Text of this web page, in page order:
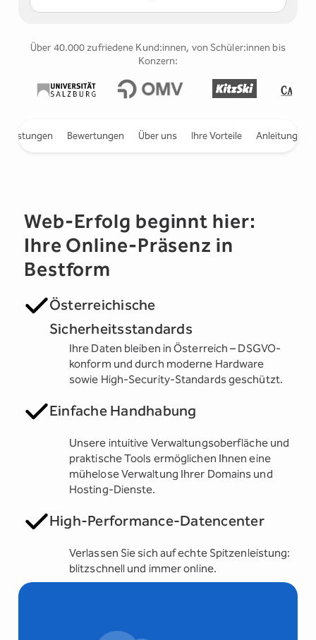
Über 40.000 zufriedene Kund:innen, von Schüler:innen bis
Konzern:
Leistungen Bewertungen Über uns Ihre Vorteile Anleitungen
Web-Erfolg beginnt hier:
Ihre Online-Präsenz in
Bestform
Österreichische
Sicherheitsstandards
Ihre Daten bleiben in Österreich – DSGVO-
konform und durch moderne Hardware
sowie High-Security-Standards geschützt.
Einfache Handhabung
Unsere intuitive Verwaltungsoberfläche und
praktische Tools ermöglichen Ihnen eine
mühelose Verwaltung Ihrer Domains und
Hosting-Dienste.
High-Performance-Datencenter
Verlassen Sie sich auf echte Spitzenleistung:
blitzschnell und immer online.